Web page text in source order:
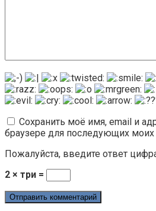
Сохранить моё имя, email и
браузере для последующих
Пожалуйста, введите ответ
2 × три =